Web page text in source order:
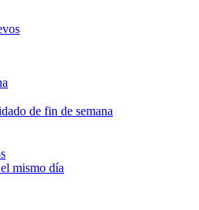
de fin de semana
mismo día